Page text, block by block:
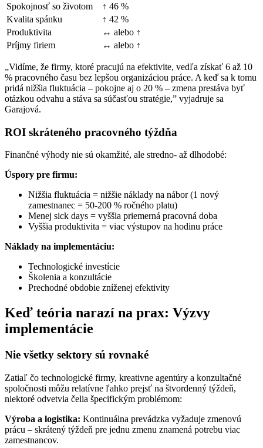
Spokojnosť so životom
↑ 46 %
Kvalita spánku
↑ 42 %
Produktivita
↔ alebo ↑
Príjmy firiem
↔ alebo ↑
„Vidíme, že firmy, ktoré pracujú na efektivite, vedľa získať 6 až 10
% pracovného času bez lepšou organizáciou práce. A keď sa k tomu
pridá nižšia fluktuácia – pokojne aj o 20 % – zmena prestáva byť
otázkou odvahu a stáva sa súčasťou stratégie,” vyjadruje sa
Garajová.
ROI skráteného pracovného týždňa
Finančné výhody nie sú okamžité, ale stredno- až dlhodobé:
Úspory pre firmu:
Nižšia fluktuácia = nižšie náklady na nábor (1 nový
zamestnanec = 50-200 % ročného platu)
Menej sick days = vyššia priemerná pracovná doba
Vyššia produktivita = viac výstupov na hodinu práce
Náklady na implementáciu:
Technologické investície
Školenia a konzultácie
Prechodné obdobie zníženej efektivity
Keď teória narazí na prax: Výzvy
implementácie
Nie všetky sektory sú rovnaké
Zatiaľ čo technologické firmy, kreativne agentúry a konzultačné
spoločnosti môžu relatívne ľahko prejsť na štvordenný týždeň,
niektoré odvetvia čelia špecifickým problémom:
Výroba a logistika: Kontinuálna prevádzka vyžaduje zmenovú
prácu – skrátený týždeň pre jednu zmenu znamená potrebu viac
zamestnancov.